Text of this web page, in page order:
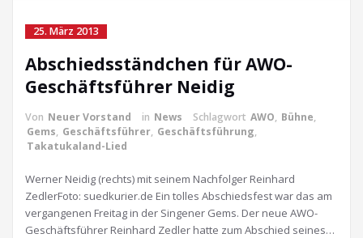
25. März 2013
Abschiedsständchen für AWO-
Geschäftsführer Neidig
Von Neuer Vorstand in News Schlagwort AWO, Bühne,
Gems, Geschäftsführer, Geschäftsführung,
Takatukaland-Lied
Werner Neidig (rechts) mit seinem Nachfolger Reinhard
ZedlerFoto: suedkurier.de Ein tolles Abschiedsfest war das am
vergangenen Freitag in der Singener Gems. Der neue AWO-
Geschäftsführer Reinhard Zedler hatte zum Abschied seines…